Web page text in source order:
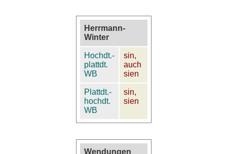
Herrmann-
Winter
Hochdt.-
plattdt.
WB
sin,
auch
sien
Plattdt.-
hochdt.
WB
sin,
sien
Wendungen